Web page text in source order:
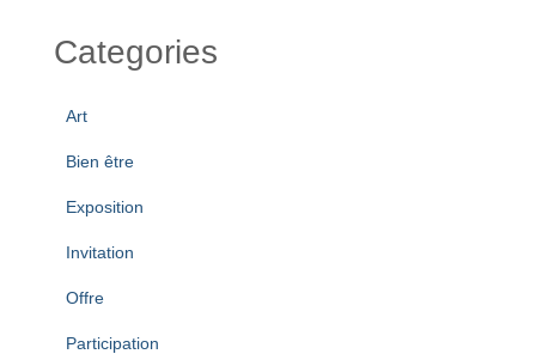
Categories
Art
Bien être
Exposition
Invitation
Offre
Participation